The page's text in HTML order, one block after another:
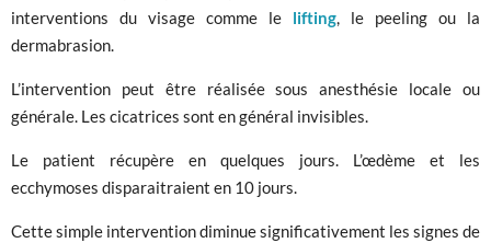
interventions du visage comme le lifting, le peeling ou la
dermabrasion.
L’intervention peut être réalisée sous anesthésie locale ou
générale. Les cicatrices sont en général invisibles.
Le patient récupère en quelques jours. L’œdème et les
ecchymoses disparaitraient en 10 jours.
Cette simple intervention diminue significativement les signes de